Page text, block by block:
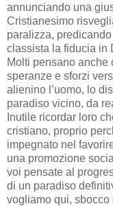
annunciando una
Cristianesimo
paralizza,
classista la fiducia in
Molti pensano
speranze e sforzi
alienino l’uomo, lo
paradiso vicino, da
Inutile ricordar loro
cristiano, proprio
impegnato nel
una promozione
voi pensate al
di un paradiso
vogliamo qui, sbocco